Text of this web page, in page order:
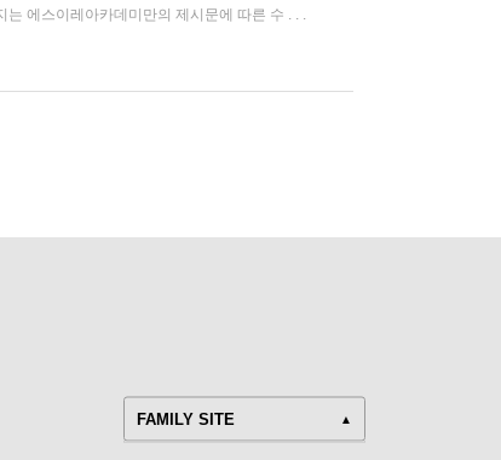
에스이레아카데미만의 제시문에 따른 수 . . .
FAMILY SITE ▲